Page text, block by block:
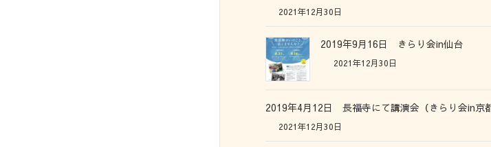
2021年12月30日
2019年9月16日 きらり会in仙台
2021年12月30日
2019年4月12日 長福寺にて講演会（きらり会in京都
2021年12月30日